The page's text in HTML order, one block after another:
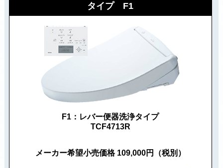
タイプ F1
F1：レバー便器洗浄タイプ
TCF4713R
メーカー希望小売価格 109,000円（税別）